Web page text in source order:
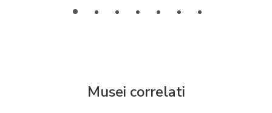
Musei correlati